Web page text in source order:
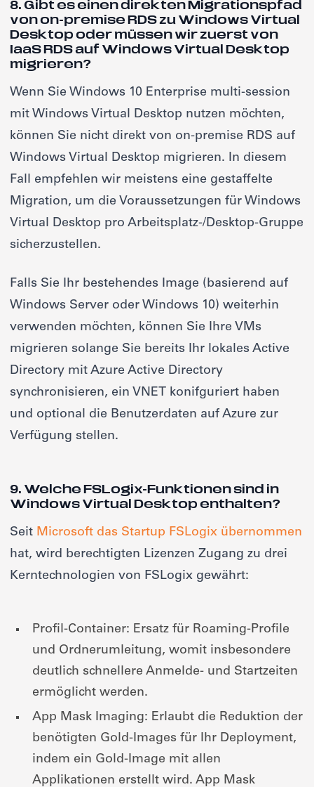
8. Gibt es einen direkten Migrationspfad
von on-premise RDS zu Windows Virtual
Desktop oder müssen wir zuerst von
IaaS RDS auf Windows Virtual Desktop
migrieren?
Wenn Sie Windows 10 Enterprise multi-session
mit Windows Virtual Desktop nutzen möchten,
können Sie nicht direkt von on-premise RDS auf
Windows Virtual Desktop migrieren. In diesem
Fall empfehlen wir meistens eine gestaffelte
Migration, um die Voraussetzungen für Windows
Virtual Desktop pro Arbeitsplatz-/Desktop-Gruppe
sicherzustellen.
Falls Sie Ihr bestehendes Image (basierend auf
Windows Server oder Windows 10) weiterhin
verwenden möchten, können Sie Ihre VMs
migrieren solange Sie bereits Ihr lokales Active
Directory mit Azure Active Directory
synchronisieren, ein VNET konifguriert haben
und optional die Benutzerdaten auf Azure zur
Verfügung stellen.
9. Welche FSLogix-Funktionen sind in
Windows Virtual Desktop enthalten?
Seit Microsoft das Startup FSLogix übernommen
hat, wird berechtigten Lizenzen Zugang zu drei
Kerntechnologien von FSLogix gewährt:
Profil-Container: Ersatz für Roaming-Profile
und Ordnerumleitung, womit insbesondere
deutlich schnellere Anmelde- und Startzeiten
ermöglicht werden.
App Mask Imaging: Erlaubt die Reduktion der
benötigten Gold-Images für Ihr Deployment,
indem ein Gold-Image mit allen
Applikationen erstellt wird. App Mask